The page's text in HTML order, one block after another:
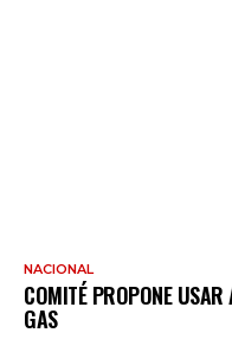
NACIONAL
COMITÉ PROPONE
GAS